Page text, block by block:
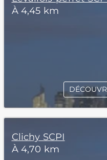
À 4,45 km
Clichy SCPI
À 4,70 km